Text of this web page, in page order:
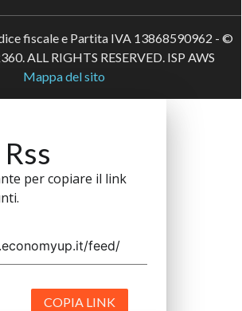
fiscale e Partita IVA 13868590962 - ©
ALL RIGHTS RESERVED. ISP AWS
Mappa del sito
per copiare il link
COPIA LINK